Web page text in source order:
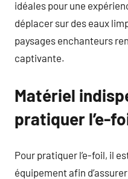
idéales pour une
déplacer sur des eaux
paysages enchanteurs
captivante.
Matériel
pratiquer l’e-
Pour pratiquer l’e-foil, il
équipement afin